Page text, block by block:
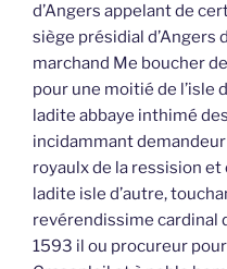
d’Angers appelant de
siège présidial d’Angers
marchand Me boucher
pour une moitié de l’isle
ladite abbaye inthimé
incidammant
royaulx de la ressision
ladite isle d’autre,
revérendissime cardinal
1593 il ou procureur